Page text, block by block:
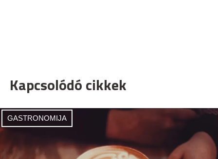
Kapcsolódó cikkek
GASTRONOMIJA